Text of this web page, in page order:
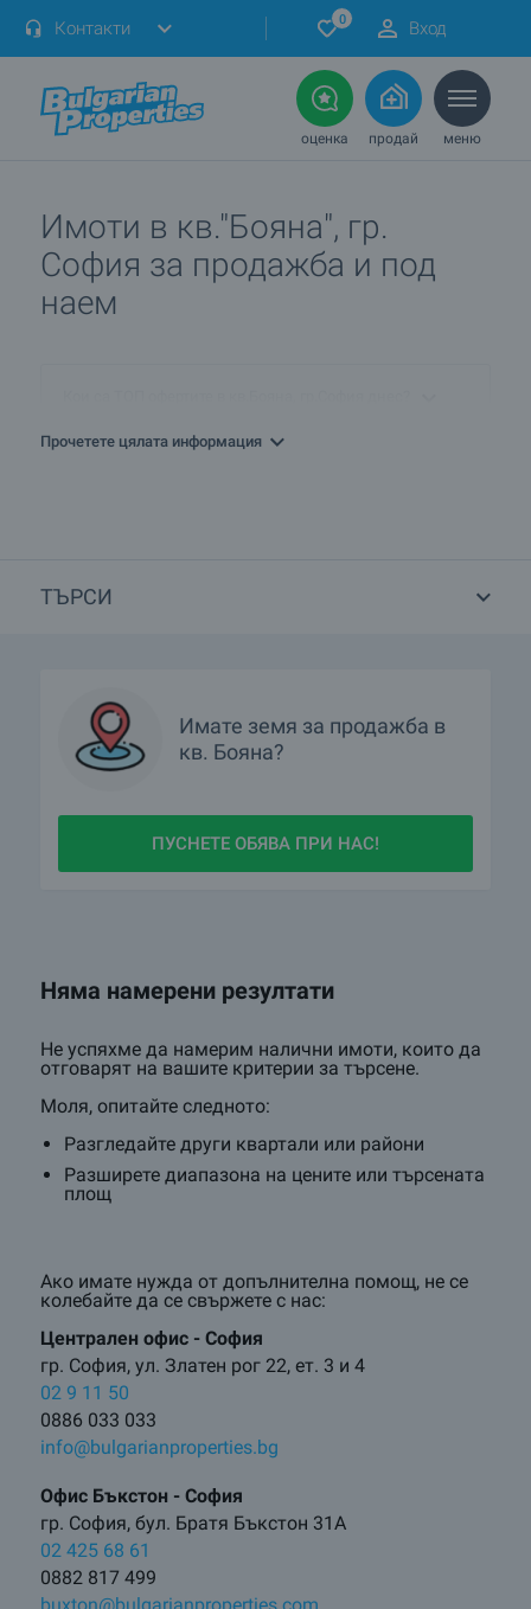
Контакти 0 Вход
оценка продай меню
Имоти в кв."Бояна", гр.
София за продажба и под
наем
ПРОДАВАМ имот в кв.Бояна, гр.София. Как мога да го
Кои са най-изгодните предложения в кв.Бояна,
гр.София?
Какви къщи се предлагат в кв.Бояна, гр.София?
Прочетете цялата информация
ТЪРСИ
Имате земя за продажба в
кв. Бояна?
ПУСНЕТЕ ОБЯВА ПРИ НАС!
Няма намерени резултати
Не успяхме да намерим налични имоти, които да
отговарят на вашите критерии за търсене.
Моля, опитайте следното:
Разгледайте други квартали или райони
Разширете диапазона на цените или търсената
площ
Ако имате нужда от допълнителна помощ, не се
колебайте да се свържете с нас:
Централен oфис - София
гр. София, ул. Златен рог 22, ет. 3 и 4
02 9 11 50
0886 033 033
info@bulgarianproperties.bg
Офис Бъкстон - София
гр. София, бул. Братя Бъкстон 31А
02 425 68 61
0882 817 499
buxton@bulgarianproperties.com